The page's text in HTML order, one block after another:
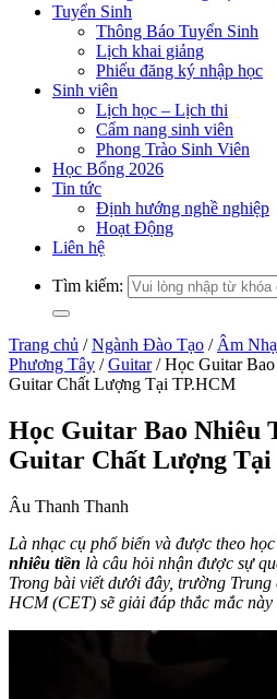
Tuyển Sinh
Thông Báo Tuyển Sinh
Lịch khai giảng
Phiếu đăng ký nhập học
Sinh viên
Lịch học – Lịch thi
Cẩm nang sinh viên
Phong Trào Sinh Viên
Học Bổng 2026
Tin tức
Định hướng nghề nghiệp
Hoạt Động
Liên hệ
Tìm kiếm:
Trang chủ / Ngành Đào Tạo / Âm
Phương Tây / Guitar / Học Guitar
Guitar Chất Lượng Tại TP.HCM
Học Guitar Bao Nhiêu
Guitar Chất Lượng
Âu Thanh Thanh
Là nhạc cụ phổ biến và được theo học
nhiêu tiền là câu hỏi nhận được sự
Trong bài viết dưới đây, trường
HCM (CET) sẽ giải đáp thắc mắc này